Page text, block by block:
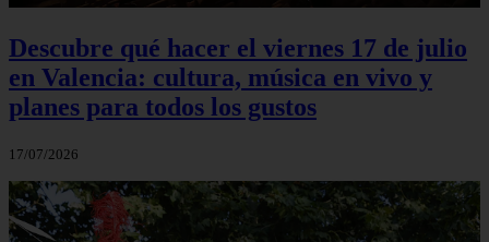
Descubre qué hacer el viernes 17 de julio
en Valencia: cultura, música en vivo y
planes para todos los gustos
17/07/2026